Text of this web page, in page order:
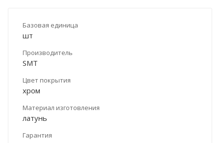
Базовая единица
шт
Производитель
SMT
Цвет покрытия
хром
Материал изготовления
латунь
Гарантия